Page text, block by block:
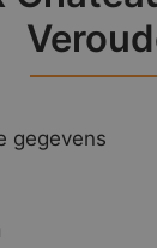
gegevens